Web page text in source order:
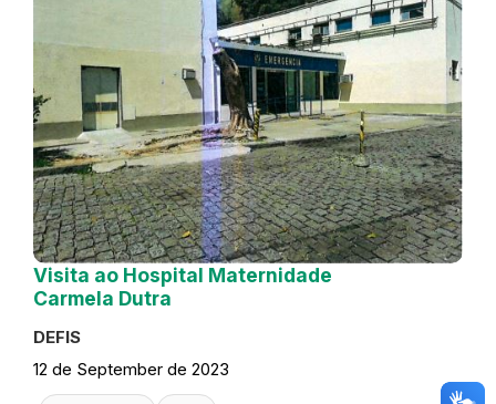
Visita ao Hospital Maternidade
Carmela Dutra
DEFIS
12 de September de 2023